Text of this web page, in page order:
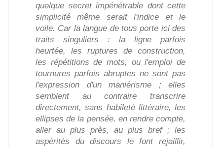
quelque secret impénétrable dont cette
simplicité même serait l'indice et le
voile. Car la langue de tous porte ici des
traits singuliers : la ligne parfois
heurtée, les ruptures de construction,
les répétitions de mots, ou l'emploi de
tournures parfois abruptes ne sont pas
l'expression d'un maniérisme ; elles
semblent au contraire transcrire
directement, sans habileté littéraire, les
ellipses de la pensée, en rendre compte,
aller au plus près, au plus bref ; les
aspérités du discours le font rejaillir,